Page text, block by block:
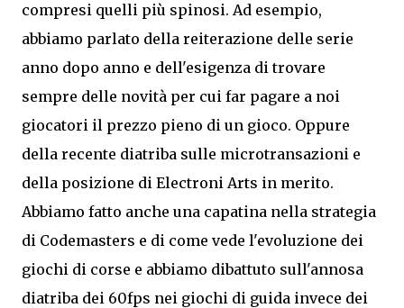
compresi quelli più spinosi. Ad esempio,
abbiamo parlato della reiterazione delle serie
anno dopo anno e dell'esigenza di trovare
sempre delle novità per cui far pagare a noi
giocatori il prezzo pieno di un gioco. Oppure
della recente diatriba sulle microtransazioni e
della posizione di Electroni Arts in merito.
Abbiamo fatto anche una capatina nella strategia
di Codemasters e di come vede l'evoluzione dei
giochi di corse e abbiamo dibattuto sull'annosa
diatriba dei 60fps nei giochi di guida invece dei